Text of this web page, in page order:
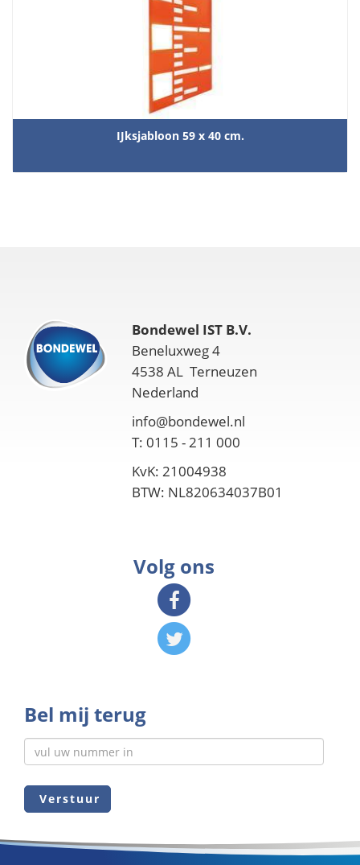
IJksjabloon 59 x 40 cm.
Bondewel IST B.V.
Beneluxweg 4
4538 AL Terneuzen
Nederland
info@bondewel.nl
T: 0115 - 211 000
KvK: 21004938
BTW: NL820634037B01
Volg ons
Bel mij terug
Verstuur